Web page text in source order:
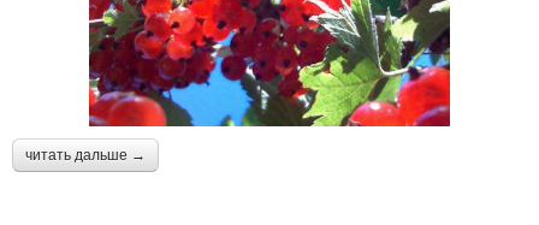
читать дальше →